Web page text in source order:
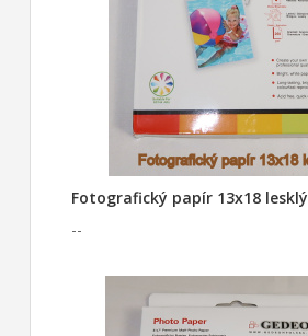
Fotografický papír 13x18 lesklý
--